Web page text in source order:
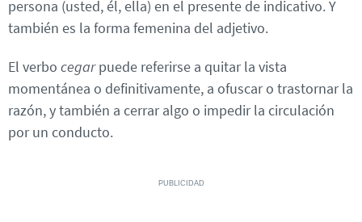
persona (usted, él, ella) en el presente de indicativo. Y
también es la forma femenina del adjetivo.
El verbo cegarpuede referirse a quitar la vista
momentánea o definitivamente, a ofuscar o trastornar la
razón, y también a cerrar algo o impedir la circulación
por un conducto.